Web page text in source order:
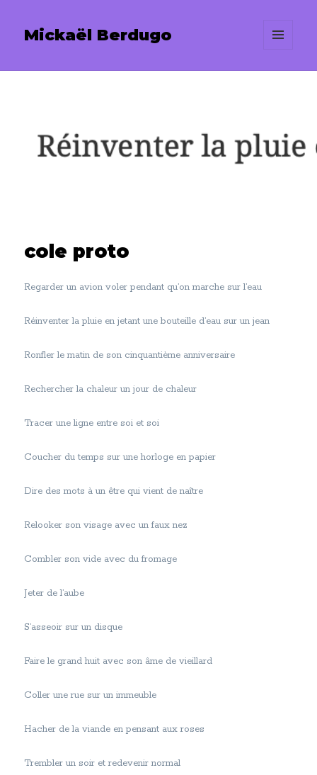
Mickaël Berdugo
cole proto
Regarder un avion voler pendant qu’on marche sur l’eau
Réinventer la pluie en jetant une bouteille d’eau sur un jean
Ronfler le matin de son cinquantième anniversaire
Rechercher la chaleur un jour de chaleur
Tracer une ligne entre soi et soi
Coucher du temps sur une horloge en papier
Dire des mots à un être qui vient de naître
Relooker son visage avec un faux nez
Combler son vide avec du fromage
Jeter de l’aube
S’asseoir sur un disque
Faire le grand huit avec son âme de vieillard
Coller une rue sur un immeuble
Hacher de la viande en pensant aux roses
Trembler un soir et redevenir normal